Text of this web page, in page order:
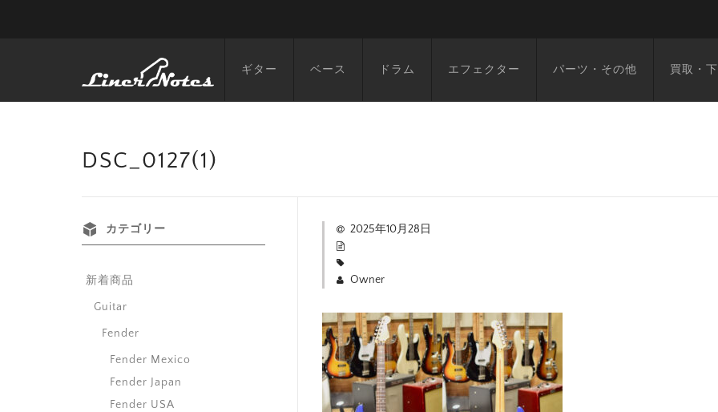
ギター ベース ドラム エフェクター パーツ・その他 買取・
DSC_0127(1)
2025年10月28日
Owner
カテゴリー
新着商品
Guitar
Fender
Fender Mexico
Fender Japan
Fender USA